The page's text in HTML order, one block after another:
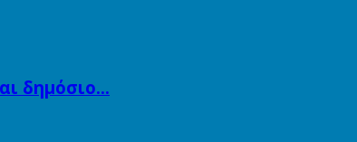
δημόσιο…